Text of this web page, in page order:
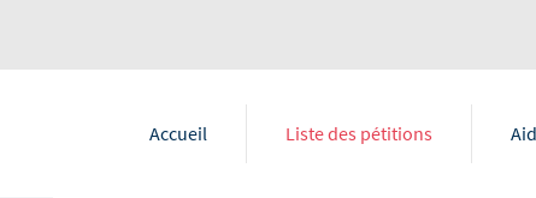
Accueil Liste des pétitions